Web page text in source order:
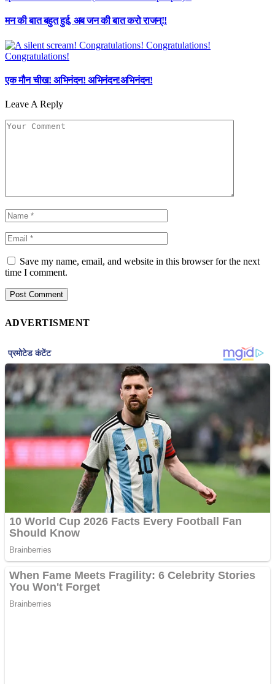
मन की बात बहुत हुई, अब जन की बात करो राजन्!!
एक मौन चीख! अभिनंदन! अभिनंदन!अभिनंदन!
Leave A Reply
Save my name, email, and website in this browser for the next
time I comment.
ADVERTISMENT